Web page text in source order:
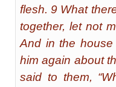
flesh. 9 What
together, let not
And in the
him again about
said to them,